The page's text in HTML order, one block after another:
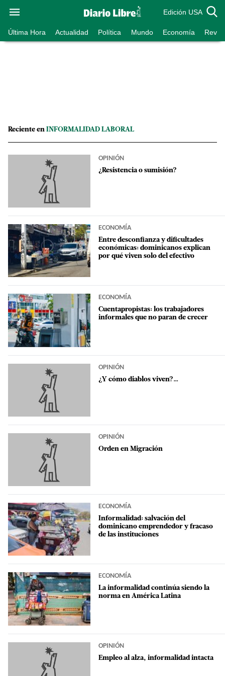
Edición USA
Última Hora Actualidad Política Mundo Economía
Reciente en INFORMALIDAD LABORAL
OPINIÓN
¿Resistencia o sumisión?
ECONOMÍA
Entre desconfianza y dificultades
económicas: dominicanos explican
por qué viven solo del efectivo
ECONOMÍA
Cuentapropistas: los trabajadores
informales que no paran de crecer
OPINIÓN
¿Y cómo diablos viven?...
OPINIÓN
Orden en Migración
ECONOMÍA
Informalidad: salvación del
dominicano emprendedor y fracaso
de las instituciones
ECONOMÍA
La informalidad continúa siendo la
norma en América Latina
OPINIÓN
Empleo al alza, informalidad intacta